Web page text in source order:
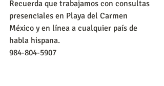
Recuerda que trabajamos con consultas
presenciales en Playa del Carmen
México y en línea a cualquier país de
habla hispana.
984-804-5907